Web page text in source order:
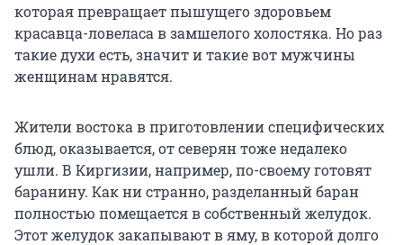
которая превращает пышущего здоровьем
красавца-ловеласа в замшелого холостяка. Но раз
такие духи есть, значит и такие вот мужчины
женщинам нравятся.
Жители востока в приготовлении специфических
блюд, оказывается, от северян тоже недалеко
ушли. В Киргизии, например, по-своему готовят
баранину. Как ни странно, разделанный баран
полностью помещается в собственный желудок.
Этот желудок закапывают в яму, в которой долго